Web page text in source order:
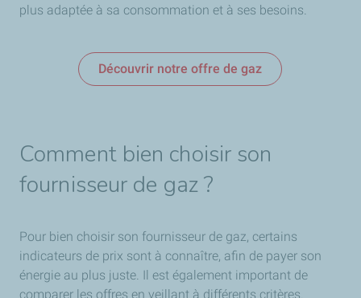
plus adaptée à sa consommation et à ses besoins.
Découvrir notre offre de gaz
Comment bien choisir son
fournisseur de gaz ?
Pour bien choisir son fournisseur de gaz, certains
indicateurs de prix sont à connaître, afin de payer son
énergie au plus juste. Il est également important de
comparer les offres en veillant à différents critères.